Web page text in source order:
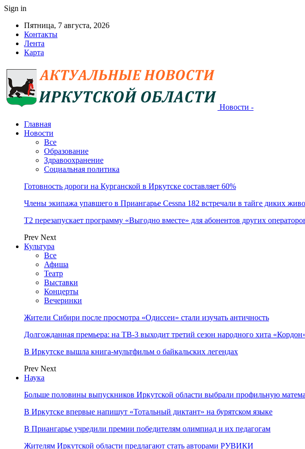
Sign in
Пятница, 7 августа, 2026
Контакты
Лента
Карта
Новости -
Главная
Новости
Все
Образование
Здравоохранение
Социальная политика
Готовность дороги на Курганской в Иркутске составляет 60%
Члены экипажа упавшего в Приангарье Cessna 182 встречали в тайге диких
Т2 перезапускает программу «Выгодно вместе» для абонентов других
Prev Next
Культура
Все
Афиша
Театр
Выставки
Концерты
Вечеринки
Жители Сибири после просмотра «Одиссеи» стали изучать античность
Долгожданная премьера: на ТВ-3 выходит третий сезон народного хита
В Иркутске вышла книга-мультфильм о байкальских легендах
Prev Next
Наука
Больше половины выпускников Иркутской области выбрали профильную
В Иркутске впервые напишут «Тотальный диктант» на бурятском языке
В Приангарье учредили премии победителям олимпиад и их педагогам
Жителям Иркутской области предлагают стать авторами РУВИКИ